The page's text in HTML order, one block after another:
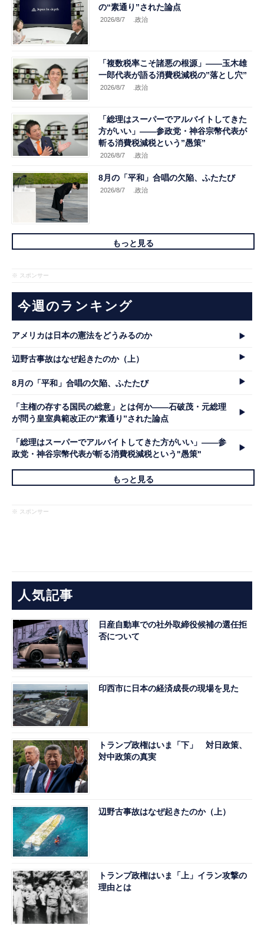
の“素通り”された論点
2026/8/7 .政治
「複数税率こそ諸悪の根源」――玉木雄
一郎代表が語る消費税減税の”落とし穴”
2026/8/7 .政治
「総理はスーパーでアルバイトしてきた
方がいい」――参政党・神谷宗幣代表が
斬る消費税減税という”愚策”
2026/8/7 .政治
8月の「平和」合唱の欠陥、ふたたび
2026/8/7 .政治
もっと見る
※ スポンサー
今週のランキング
アメリカは日本の憲法をどうみるのか
辺野古事故はなぜ起きたのか（上）
8月の「平和」合唱の欠陥、ふたたび
「主権の存する国民の総意」とは何か――石破茂・元総理
が問う皇室典範改正の“素通り”された論点
「総理はスーパーでアルバイトしてきた方がいい」――参
政党・神谷宗幣代表が斬る消費税減税という"愚策"
もっと見る
※ スポンサー
人気記事
日産自動車での社外取締役候補の選任拒
否について
印西市に日本の経済成長の現場を見た
トランプ政権はいま「下」 対日政策、
対中政策の真実
辺野古事故はなぜ起きたのか（上）
トランプ政権はいま「上」イラン攻撃の
理由とは